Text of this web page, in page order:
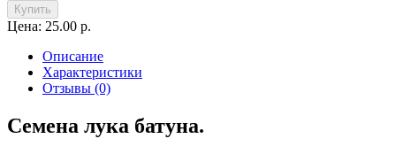
Купить
Цена: 25.00 р.
Описание
Характеристики
Отзывы (0)
Семена лука батуна.